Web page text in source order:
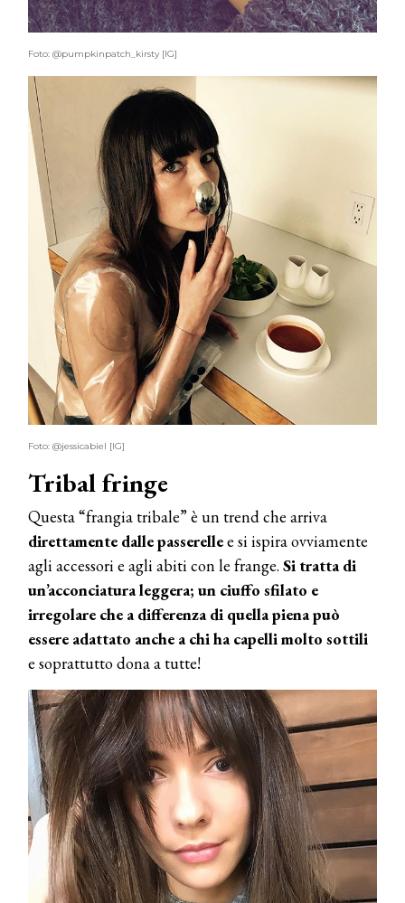
Foto: @pumpkinpatch_kirsty [IG]
Foto: @jessicabiel [IG]
Tribal fringe
Questa “frangia tribale” è un trend che arriva
direttamente dalle passerellee si ispira ovviamente
agli accessori e agli abiti con le frange. Si tratta di
un’acconciatura leggera; un ciuffo sfilato e
irregolare che a differenza di quella piena può
essere adattato anche a chi ha capelli molto sottili
e soprattutto dona a tutte!